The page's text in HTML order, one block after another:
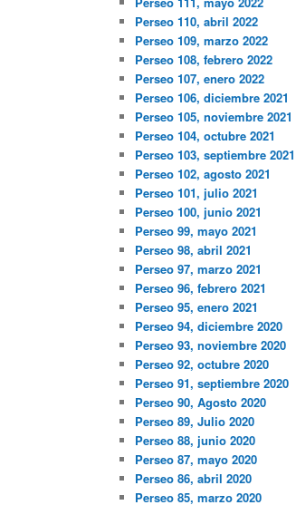
Perseo 110, abril 2022
Perseo 109, marzo 2022
Perseo 108, febrero 2022
Perseo 107, enero 2022
Perseo 106, diciembre 2021
Perseo 105, noviembre 2021
Perseo 104, octubre 2021
Perseo 103, septiembre 2021
Perseo 102, agosto 2021
Perseo 101, julio 2021
Perseo 100, junio 2021
Perseo 99, mayo 2021
Perseo 98, abril 2021
Perseo 97, marzo 2021
Perseo 96, febrero 2021
Perseo 95, enero 2021
Perseo 94, diciembre 2020
Perseo 93, noviembre 2020
Perseo 92, octubre 2020
Perseo 91, septiembre 2020
Perseo 90, Agosto 2020
Perseo 89, Julio 2020
Perseo 88, junio 2020
Perseo 87, mayo 2020
Perseo 86, abril 2020
Perseo 85, marzo 2020